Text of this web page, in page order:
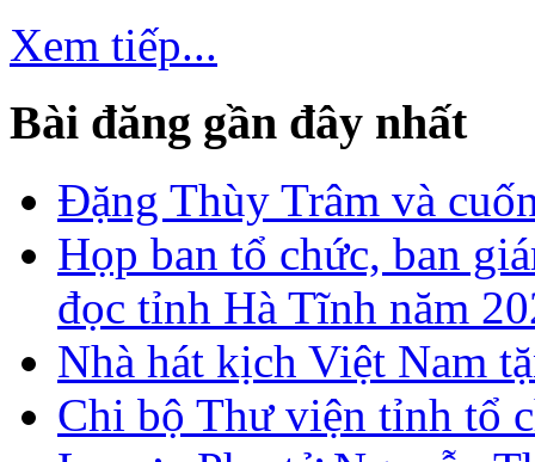
Xem tiếp...
Bài đăng gần đây nhất
Đặng Thùy Trâm và
Họp ban tổ chức, ban
đọc tỉnh Hà Tĩnh năm
Nhà hát kịch Việt Nam
Chi bộ Thư viện tỉnh tổ